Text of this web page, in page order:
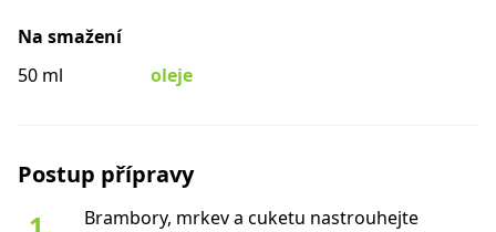
Na smažení
50 ml
oleje
Postup přípravy
Brambory, mrkev a cuketu nastrouhejte